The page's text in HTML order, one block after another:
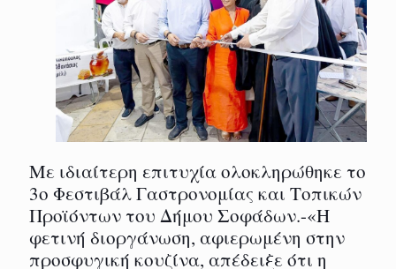
Με ιδιαίτερη επιτυχία ολοκληρώθηκε το
3ο Φεστιβάλ Γαστρονομίας και Τοπικών
Προϊόντων του Δήμου Σοφάδων.-«Η
φετινή διοργάνωση, αφιερωμένη στην
προσφυγική κουζίνα, απέδειξε ότι η